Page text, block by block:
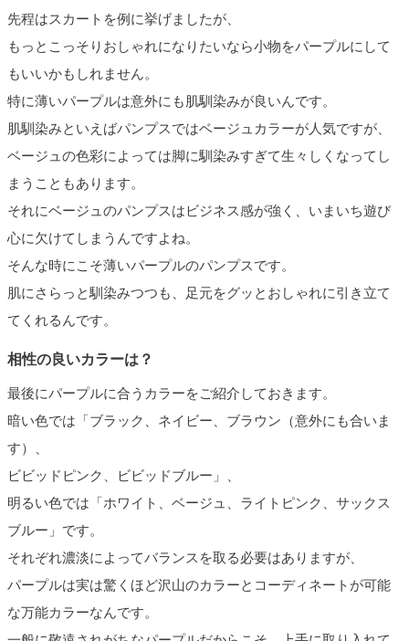
先程はスカートを例に挙げましたが、
もっとこっそりおしゃれになりたいなら小物をパープルにして
もいいかもしれません。
特に薄いパープルは意外にも肌馴染みが良いんです。
肌馴染みといえばパンプスではベージュカラーが人気ですが、
ベージュの色彩によっては脚に馴染みすぎて生々しくなってし
まうこともあります。
それにベージュのパンプスはビジネス感が強く、いまいち遊び
心に欠けてしまうんですよね。
そんな時にこそ薄いパープルのパンプスです。
肌にさらっと馴染みつつも、足元をグッとおしゃれに引き立て
てくれるんです。
相性の良いカラーは？
最後にパープルに合うカラーをご紹介しておきます。
暗い色では「ブラック、ネイビー、ブラウン（意外にも合いま
す）、
ビビッドピンク、ビビッドブルー」、
明るい色では「ホワイト、ベージュ、ライトピンク、サックス
ブルー」です。
それぞれ濃淡によってバランスを取る必要はありますが、
パープルは実は驚くほど沢山のカラーとコーディネートが可能
な万能カラーなんです。